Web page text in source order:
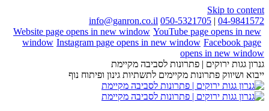
Skip to content
04-9841572
|
050-5321705
info@ganron.co.il
Website page opens in new window YouTube page opens in new
window Instagram page opens in new window Facebook page
opens in new window
גנרון גגות ירוקים | פתרונות לסביבה מקיימת
ייבוא ושיווק פתרונות מקיימים לתשתיות גינון ופיתוח נוף